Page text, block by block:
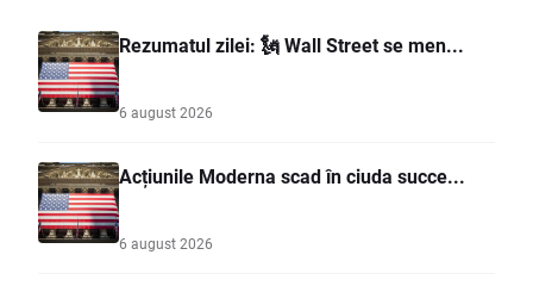
Rezumatul zilei: 🗽 Wall Street se men...
6 august 2026
Acțiunile Moderna scad în ciuda succe...
6 august 2026